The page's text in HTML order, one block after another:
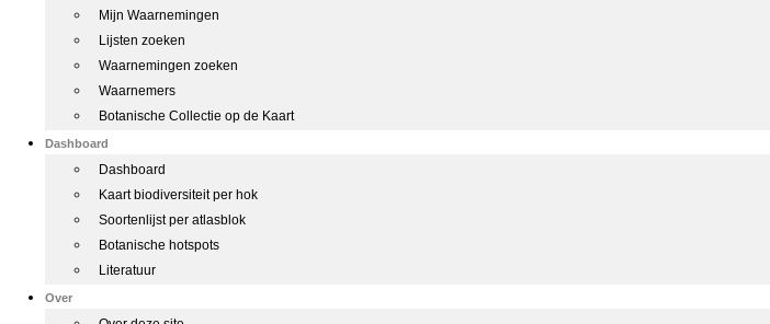
Mijn Waarnemingen
Lijsten zoeken
Waarnemingen zoeken
Waarnemers
Botanische Collectie op de Kaart
Dashboard
Dashboard
Kaart biodiversiteit per hok
Soortenlijst per atlasblok
Botanische hotspots
Literatuur
Over